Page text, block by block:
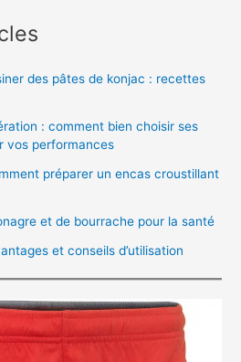
des pâtes de konjac : recettes
: comment bien choisir ses
vos performances
préparer un encas croustillant
et de bourrache pour la santé
et conseils d’utilisation